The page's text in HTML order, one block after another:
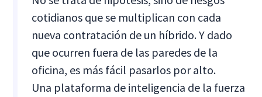
cotidianos que se multiplican con cada
nueva contratación de un híbrido. Y dado
que ocurren fuera de las paredes de la
oficina, es más fácil pasarlos por alto.
Una plataforma de inteligencia de la fuerza